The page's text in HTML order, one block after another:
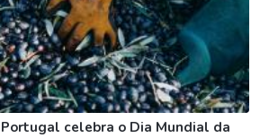
celebra o Dia Mundial da